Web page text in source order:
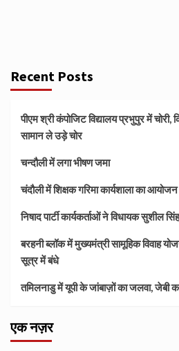
Recent Posts
पीएम श्री कंपोजिट विद्यालय प्रभुपुर में चोरी,
सामान ले उड़े चोर
चन्दौली में लगा भीषण जमा
चंदौली में शिक्षक गरिमा कार्यशाला का आयोजन
निषाद पार्टी कार्यकर्ताओं ने विधायक सुशील
बरहनी ब्लॉक में मुख्यमंत्री सामूहिक विवाह
सूत्र में बंधे
तमिलनाडु में यूपी के जांबाज़ों का जलवा, जेबी
एक नज़र